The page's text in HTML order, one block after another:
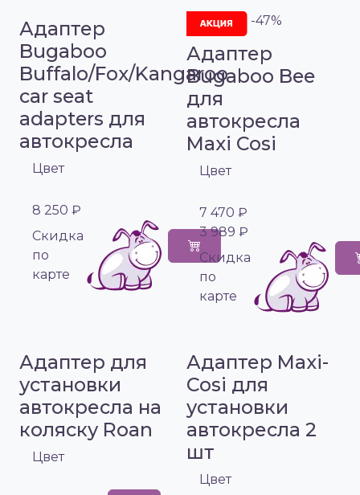
Адаптер
Bugaboo
Buffalo/Fox/Kangaroo
car seat
adapters для
автокресла
Цвет
8 250 ₽
Cкидка
по
карте
-47%
Адаптер
Bugaboo Bee
для
автокресла
Maxi Cosi
Цвет
7 470 ₽
3 989 ₽
Cкидка
по
карте
Адаптер для
установки
автокресла на
коляску Roan
Цвет
Адаптер Maxi-
Cosi для
установки
автокресла 2
шт
Цвет